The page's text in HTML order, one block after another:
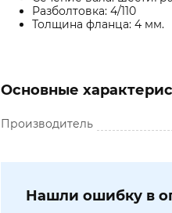
Разболтовка: 4/110
Толщина фланца: 4 мм.
Основные
Производитель
Нашли ошибку в